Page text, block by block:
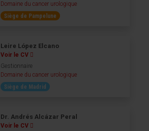
Domaine du cancer urologique
Siège de Pampelune
Leire López Elcano
Voir le CV
Gestionnaire
Domaine du cancer urologique
Siège de Madrid
Dr. Andrés Alcázar Peral
Voir le CV